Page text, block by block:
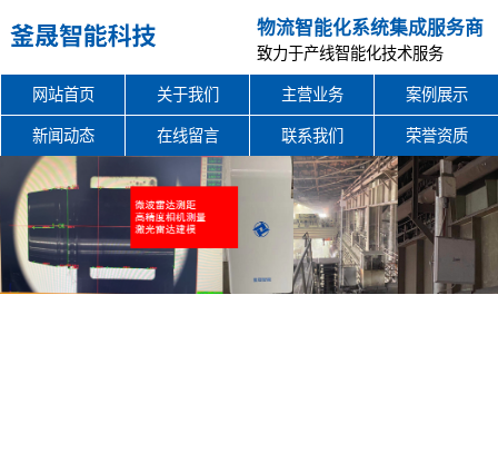
物流智能化系统集成服务商
致力于产线智能化技术服务
网站首页 关于我们 主营业务 案例展示
新闻动态 在线留言 联系我们 荣誉资质